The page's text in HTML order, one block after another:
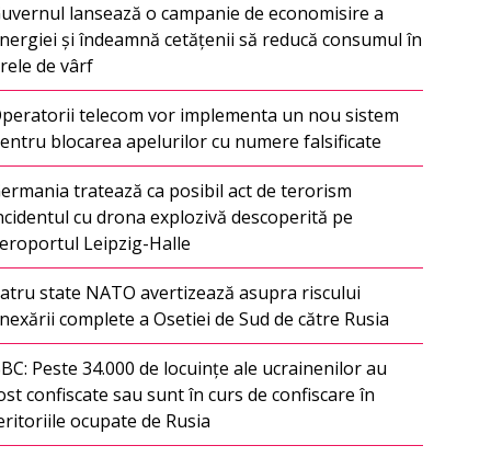
lansează o campanie de economisire a
și îndeamnă cetățenii să reducă consumul în
de vârf
telecom vor implementa un nou sistem
blocarea apelurilor cu numere falsificate
tratează ca posibil act de terorism
cu drona explozivă descoperită pe
Leipzig-Halle
state NATO avertizează asupra riscului
complete a Osetiei de Sud de către Rusia
Peste 34.000 de locuințe ale ucrainenilor au
confiscate sau sunt în curs de confiscare în
ocupate de Rusia